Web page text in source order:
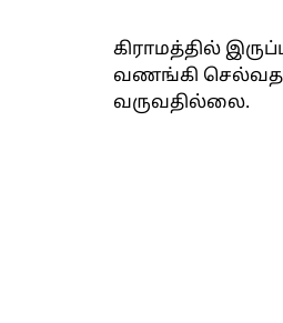
கிராமத்தில்
வணங்கி
வருவதில்லை.